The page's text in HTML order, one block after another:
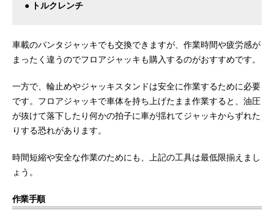
● トルクレンチ
車載のパンタジャッキでも交換できますが、作業時間や疲労感が
まったく違うのでフロアジャッキも購入するのがおすすめです。
一方で、輪止めやジャッキスタンドは安全に作業するために必要
です。フロアジャッキで車体を持ち上げたまま作業すると、油圧
が抜けて落下したり何かの拍子に車が揺れてジャッキからずれた
りする恐れがあります。
時間短縮や安全な作業のためにも、上記の工具は最低限揃えまし
ょう。
作業手順